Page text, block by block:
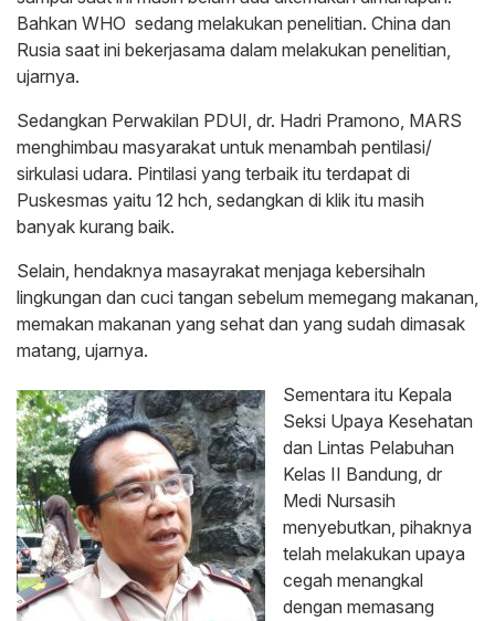
Bahkan WHO sedang melakukan penelitian. China dan
Rusia saat ini bekerjasama dalam melakukan penelitian,
ujarnya.
Sedangkan Perwakilan PDUI, dr. Hadri Pramono, MARS
menghimbau masyarakat untuk menambah pentilasi/
sirkulasi udara. Pintilasi yang terbaik itu terdapat di
Puskesmas yaitu 12 hch, sedangkan di klik itu masih
banyak kurang baik.
Selain, hendaknya masayrakat menjaga kebersihaln
lingkungan dan cuci tangan sebelum memegang makanan,
memakan makanan yang sehat dan yang sudah dimasak
matang, ujarnya.
Sementara itu Kepala
Seksi Upaya Kesehatan
dan Lintas Pelabuhan
Kelas II Bandung, dr
Medi Nursasih
menyebutkan, pihaknya
telah melakukan upaya
cegah menangkal
dengan memasang